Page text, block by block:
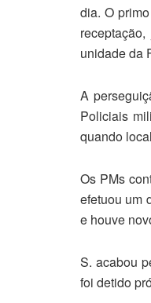
dia. O
unidade da
A
Policiais
quando
Os PMs
efetuou um
e houve
S. acabou
foi detido